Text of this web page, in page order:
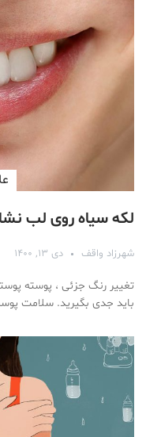
لکه سیاه روی لب
شهرزاد واقف دی ۱۳, ۱۴۰۰
تغییر رنگ جزئی ، پوسته
باید جدی بگیرید. سلامت